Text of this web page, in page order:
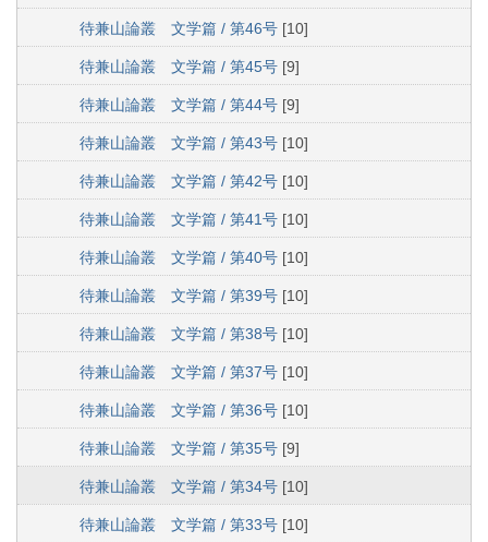
待兼山論叢 文学篇 / 第46号 [10]
待兼山論叢 文学篇 / 第45号 [9]
待兼山論叢 文学篇 / 第44号 [9]
待兼山論叢 文学篇 / 第43号 [10]
待兼山論叢 文学篇 / 第42号 [10]
待兼山論叢 文学篇 / 第41号 [10]
待兼山論叢 文学篇 / 第40号 [10]
待兼山論叢 文学篇 / 第39号 [10]
待兼山論叢 文学篇 / 第38号 [10]
待兼山論叢 文学篇 / 第37号 [10]
待兼山論叢 文学篇 / 第36号 [10]
待兼山論叢 文学篇 / 第35号 [9]
待兼山論叢 文学篇 / 第34号 [10]
待兼山論叢 文学篇 / 第33号 [10]